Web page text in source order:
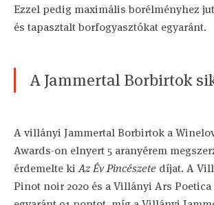
Ezzel pedig maximális borélményhez
és tapasztalt borfogyasztókat egyaránt.
A Jammertal Borbirtok
A villányi Jammertal Borbirtok a
Awards-on elnyert 5 aranyérem
érdemelte kiAz Év Pincészete díjat. A
Pinot noir 2020 és a Villányi Ars Poetica